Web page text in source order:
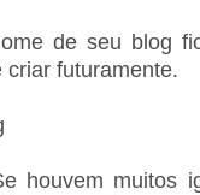
de seu blog
futuramente.
houvem muitos